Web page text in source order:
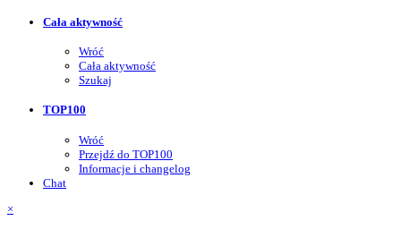
Cała aktywność
Wróć
Cała aktywność
Szukaj
TOP100
Wróć
Przejdź do TOP100
Informacje i changelog
Chat
×